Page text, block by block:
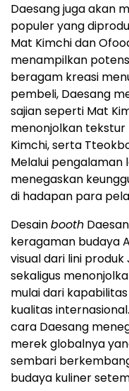
Daesang juga akan
populer yang
Mat Kimchi dan
menampilkan
beragam kreasi
pembeli, Daesang
sajian seperti Mat
menonjolkan
Kimchi, serta
Melalui pengalaman
menegaskan
di hadapan para
Desainbooth
keragaman budaya
visual dari lini
sekaligus
mulai dari
kualitas
cara Daesang
merek globalnya
sembari
budaya kuliner